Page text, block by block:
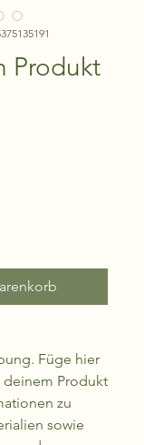
Produkt
Füge hier
Produkt
zu
sowie